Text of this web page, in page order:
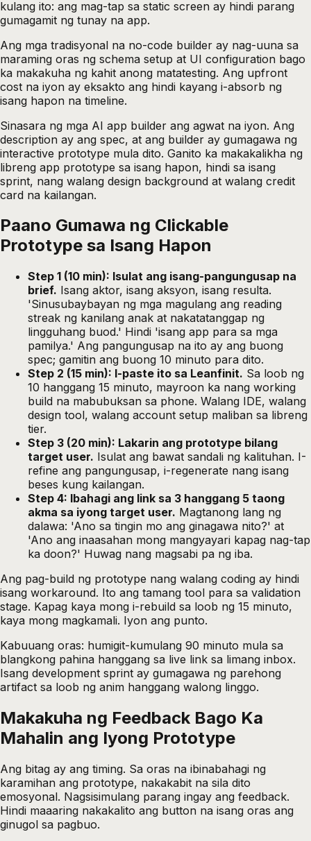
kulang ito: ang mag-tap sa static screen ay hindi parang
gumagamit ng tunay na app.
Ang mga tradisyonal na no-code builder ay nag-uuna sa
maraming oras ng schema setup at UI configuration bago
ka makakuha ng kahit anong matatesting. Ang upfront
cost na iyon ay eksakto ang hindi kayang i-absorb ng
isang hapon na timeline.
Sinasara ng mga AI app builder ang agwat na iyon. Ang
description ay ang spec, at ang builder ay gumagawa ng
interactive prototype mula dito. Ganito ka makakalikha ng
libreng app prototype sa isang hapon, hindi sa isang
sprint, nang walang design background at walang credit
card na kailangan.
Paano Gumawa ng Clickable
Prototype sa Isang Hapon
Step 1 (10 min): Isulat ang isang-pangungusap na
brief. Isang aktor, isang aksyon, isang resulta.
'Sinusubaybayan ng mga magulang ang reading
streak ng kanilang anak at nakatatanggap ng
lingguhang buod.' Hindi 'isang app para sa mga
pamilya.' Ang pangungusap na ito ay ang buong
spec; gamitin ang buong 10 minuto para dito.
Step 2 (15 min): I-paste ito sa Leanfinit. Sa loob ng
10 hanggang 15 minuto, mayroon ka nang working
build na mabubuksan sa phone. Walang IDE, walang
design tool, walang account setup maliban sa libreng
tier.
Step 3 (20 min): Lakarin ang prototype bilang
target user. Isulat ang bawat sandali ng kalituhan. I-
refine ang pangungusap, i-regenerate nang isang
beses kung kailangan.
Step 4: Ibahagi ang link sa 3 hanggang 5 taong
akma sa iyong target user. Magtanong lang ng
dalawa: 'Ano sa tingin mo ang ginagawa nito?' at
'Ano ang inaasahan mong mangyayari kapag nag-tap
ka doon?' Huwag nang magsabi pa ng iba.
Ang pag-build ng prototype nang walang coding ay hindi
isang workaround. Ito ang tamang tool para sa validation
stage. Kapag kaya mong i-rebuild sa loob ng 15 minuto,
kaya mong magkamali. Iyon ang punto.
Kabuuang oras: humigit-kumulang 90 minuto mula sa
blangkong pahina hanggang sa live link sa limang inbox.
Isang development sprint ay gumagawa ng parehong
artifact sa loob ng anim hanggang walong linggo.
Makakuha ng Feedback Bago Ka
Mahalin ang Iyong Prototype
Ang bitag ay ang timing. Sa oras na ibinabahagi ng
karamihan ang prototype, nakakabit na sila dito
emosyonal. Nagsisimulang parang ingay ang feedback.
Hindi maaaring nakakalito ang button na isang oras ang
ginugol sa pagbuo.